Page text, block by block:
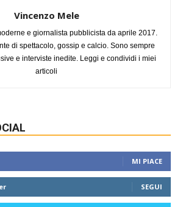
Vincenzo Mele
e giornalista pubblicista da aprile 2017.
di spettacolo, gossip e calcio. Sono sempre
e interviste inedite. Leggi e condividi i miei
articoli
MI PIACE
SEGUI